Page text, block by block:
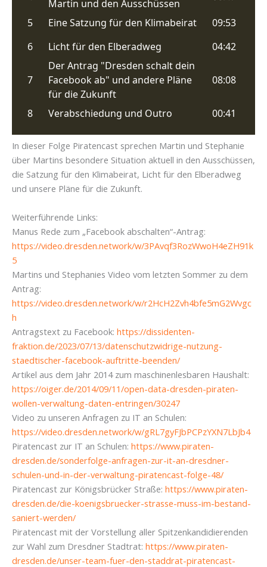
In dieser Folge Piratencast sprechen Martin und Stephanie
über Martins besondere Situation aktuell in den Ausschüssen,
die Satzung für den Klimabeirat, Licht für den Elberadweg
und unsere Pläne für die Zukunft.
Weiterführende Links:
Manus Rede zum „Facebook abschalten“-Antrag:
https://video.dresden.network/w/3PAvqf3RozWwoH4eZH91k
5
Martins und Stephanies Video vom letzten Sommer zu dem
Antrag:
https://video.dresden.network/w/r2HcH2Zvh4bfe5mG2Wvgc
h
Antragstext zu Facebook: https://dissidenten-
fraktion.de/2023/07/13/datenschutzwidrige-nutzung-
staedtischer-facebook-auftritte-beenden/
Artikel aus dem Jahr 2014 zum maschinenlesbaren Haushalt:
https://oiger.de/2014/09/11/open-data-dresden-piraten-
wollen-verwaltung-daten-entringen/30247
Video zu unseren Anfragen zu IT an Schulen:
https://video.dresden.network/w/gRL7gyFJbPCPzYXN7LbJb4
Piratencast zur IT an Schulen: https://www.piraten-
dresden.de/sonderfolge-anfragen-zur-it-an-dresdner-
schulen-und-in-der-verwaltung-piratencast-folge-48/
Piratencast zur Königsbrücker Straße: https://www.piraten-
dresden.de/die-koenigsbruecker-strasse-muss-im-bestand-
saniert-werden/
Piratencast mit der Vorstellung aller Spitzenkandidierenden
zur Wahl zum Dresdner Stadtrat: https://www.piraten-
dresden.de/unser-team-fuer-den-staddrat-piratencast-